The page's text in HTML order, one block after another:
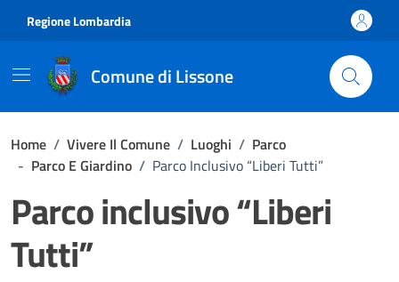
Regione Lombardia
Comune di Lissone
Home / Vivere Il Comune / Luoghi / Parco
- Parco E Giardino / Parco Inclusivo “Liberi Tutti”
Parco inclusivo “Liberi
Tutti”